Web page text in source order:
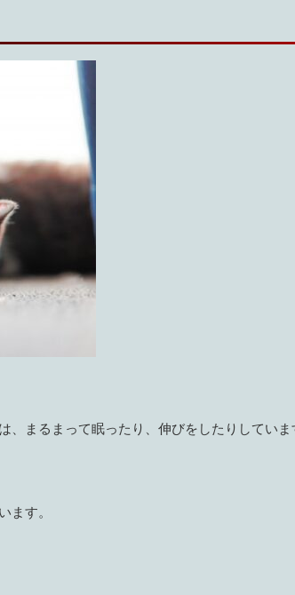
まるまって眠ったり、伸びをしたりしていま
ます。